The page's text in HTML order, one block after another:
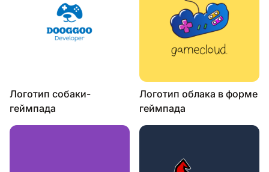
Логотип собаки-
геймпада
Логотип облака в форме
геймпада